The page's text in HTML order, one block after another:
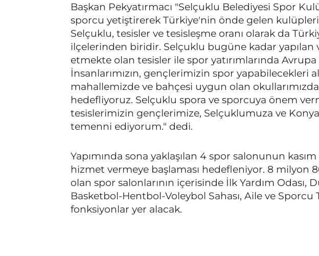
Başkan Pekyatırmacı "Selçuklu Belediyesi Spor
sporcu yetiştirerek Türkiye'nin önde gelen
Selçuklu, tesisler ve tesisleşme oranı olarak da
ilçelerinden biridir. Selçuklu bugüne kadar yapılan
etmekte olan tesisler ile spor yatırımlarında
İnsanlarımızın, gençlerimizin spor yapabilecekleri
mahallemizde ve bahçesi uygun olan
hedefliyoruz. Selçuklu spora ve sporcuya önem
tesislerimizin gençlerimize, Selçuklumuza ve
temenni ediyorum." dedi.
Yapımında sona yaklaşılan 4 spor salonunun
hizmet vermeye başlaması hedefleniyor. 8 milyon
olan spor salonlarının içerisinde İlk Yardım Odası,
Basketbol-Hentbol-Voleybol Sahası, Aile ve
fonksiyonlar yer alacak.